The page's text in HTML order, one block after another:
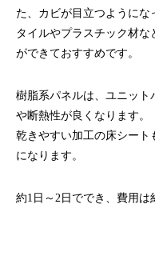
た、カビが目立つようにな
タイルやプラスチック材
ができておすすめです。
樹脂系パネルは、ユニット
や断熱性が良くなります。
乾きやすい加工の床シート
になります。
約1日～2日ででき、費用は